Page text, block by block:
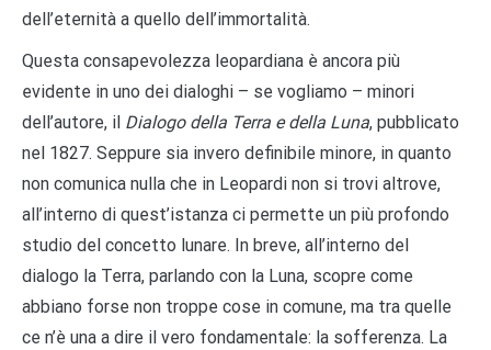
dell’eternità a quello dell’immortalità.
Questa consapevolezza leopardiana è ancora più
evidente in uno dei dialoghi – se vogliamo – minori
dell’autore, il Dialogo della Terra e della Luna, pubblicato
nel 1827. Seppure sia invero definibile minore, in quanto
non comunica nulla che in Leopardi non si trovi altrove,
all’interno di quest’istanza ci permette un più profondo
studio del concetto lunare. In breve, all’interno del
dialogo la Terra, parlando con la Luna, scopre come
abbiano forse non troppe cose in comune, ma tra quelle
ce n’è una a dire il vero fondamentale: la sofferenza. La